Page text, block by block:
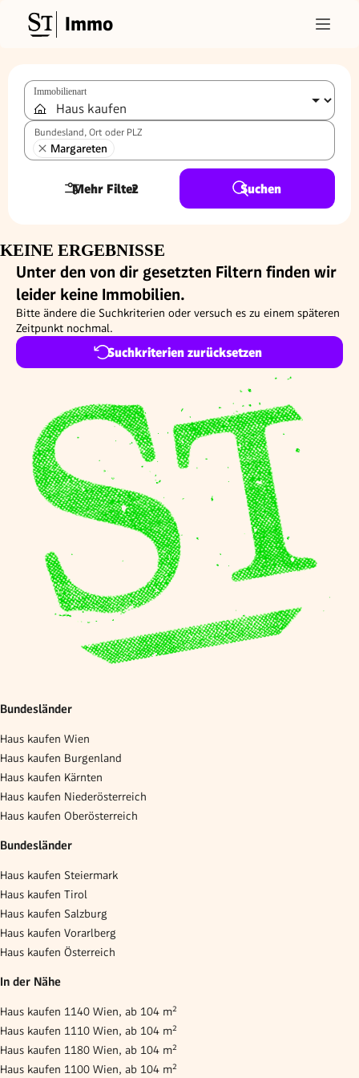
Immo
Immobilienart
Bundesland, Ort oder PLZ
Margareten
Mehr Filter
2 Suchen
KEINE ERGEBNISSE
Unter den von dir gesetzten Filtern finden wir
leider keine Immobilien.
Bitte ändere die Suchkriterien oder versuch es zu einem späteren
Zeitpunkt nochmal.
Suchkriterien zurücksetzen
Bundesländer
Haus kaufen Wien
Haus kaufen Burgenland
Haus kaufen Kärnten
Haus kaufen Niederösterreich
Haus kaufen Oberösterreich
Bundesländer
Haus kaufen Steiermark
Haus kaufen Tirol
Haus kaufen Salzburg
Haus kaufen Vorarlberg
Haus kaufen Österreich
In der Nähe
Haus kaufen 1140 Wien, ab 104 m²
Haus kaufen 1110 Wien, ab 104 m²
Haus kaufen 1180 Wien, ab 104 m²
Haus kaufen 1100 Wien, ab 104 m²